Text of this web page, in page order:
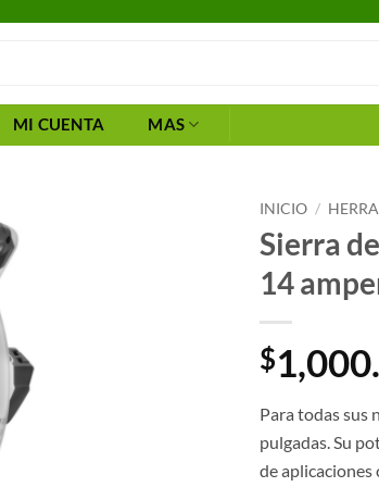
MI CUENTA MAS
INICIO /
Sierra
14
$
Para todas sus
pulgadas. Su
de